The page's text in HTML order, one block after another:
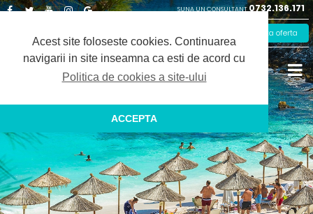
Acest site foloseste cookies. Continuarea
navigarii in site inseamna ca esti de acord cu
Politica de cookies a site-ului
ACCEPTA
SUNA UN CONSULTANT 0732.136.171
Plus
Solicita oferta